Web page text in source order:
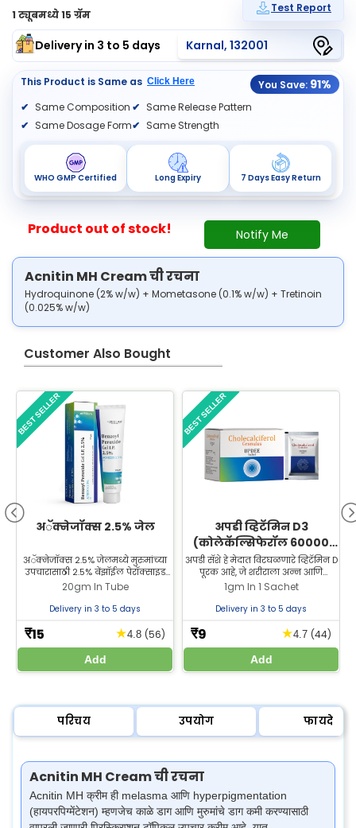
1 ट्यूबमध्ये 15 ग्रॅम Test Report
Delivery in 3 to 5 days Karnal, 132001
This Product is Same as Click Here You Save: 91%
Same Composition
Same Dosage Form
Same Release Pattern
Same Strength
WHO GMP Certified Long Expiry 7 Days Easy Return
Product out of stock! Notify Me
Acnitin MH Cream ची रचना
Hydroquinone (2% w/w) + Mometasone (0.1% w/w) + Tretinoin
(0.025% w/w)
Customer Also Bought
अॅक्नेजॉक्स 2.5% जेल
अॅक्नेजॉक्स 2.5% जेलमध्ये मुरुमांच्या
उपचारासाठी 2.5% बेंझॉईल पेरॉक्साइड
असते. प्रभावी मुरुम काळजीसाठी आजच
झीलॅब फार्मसीमधून अॅक्नेजॉक्स जेल
खरेदी करा.
20gm In Tube
Delivery in 3 to 5 days
₹15 ★4.8 (56)
Add
BEST SELLER
अपडी व्हिटॅमिन D3
(कोलेकॅल्सिफेरॉल 60000
IU) सॅशे | हाडे आणि सांध्यांच्या
आरोग्यासाठी
अपडी सॅशे हे मेदात विरघळणारे व्हिटॅमिन D
पूरक आहे, जे शरीराला अन्न आणि
पूरकांमधील कॅल्शियम आणि फॉस्फरस
शोषून घेण्यास मदत करते. खरेदीसाठी
आमच्या वेबसाइटला भेट द्या.
1gm In 1 Sachet
Delivery in 3 to 5 days
₹9 ★4.7 (44)
Add
BEST SELLER
परिचय उपयोग फायदे
Acnitin MH Cream ची रचना
Acnitin MH क्रीम ही melasma आणि hyperpigmentation
(हायपरपिग्मेंटेशन) म्हणजेच काळे डाग आणि मुरुमांचे डाग कमी करण्यासाठी